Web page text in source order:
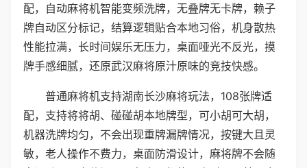
配，自动麻将机智能变频洗牌，无叠牌无卡牌，赖子
牌自动区分标记，结算逻辑贴合本地习俗，机身散热
性能拉满，长时间娱乐无压力，桌面哑光不反光，摸
牌手感细腻，还原武汉麻将原汁原味的竞技快感。
普通麻将机支持湖南长沙麻将玩法，108张牌适
配，支持将将胡、碰碰胡本地牌型，可小胡可大胡，
机器洗牌均匀，不会出现重牌漏牌情况，按键大且灵
敏，老人操作不费力，桌面防滑设计，麻将牌不会随